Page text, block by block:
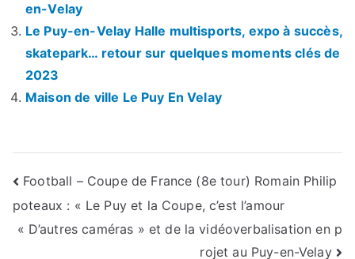
en-Velay
Le Puy-en-Velay Halle multisports, expo à succès,
skatepark… retour sur quelques moments clés de
2023
Maison de ville Le Puy En Velay
Navigation
de
Football – Coupe de France (8e tour) Romain Philip
poteaux : « Le Puy et la Coupe, c’est l’amour
« D’autres caméras » et de la vidéoverbalisation en p
rojet au Puy-en-Velay